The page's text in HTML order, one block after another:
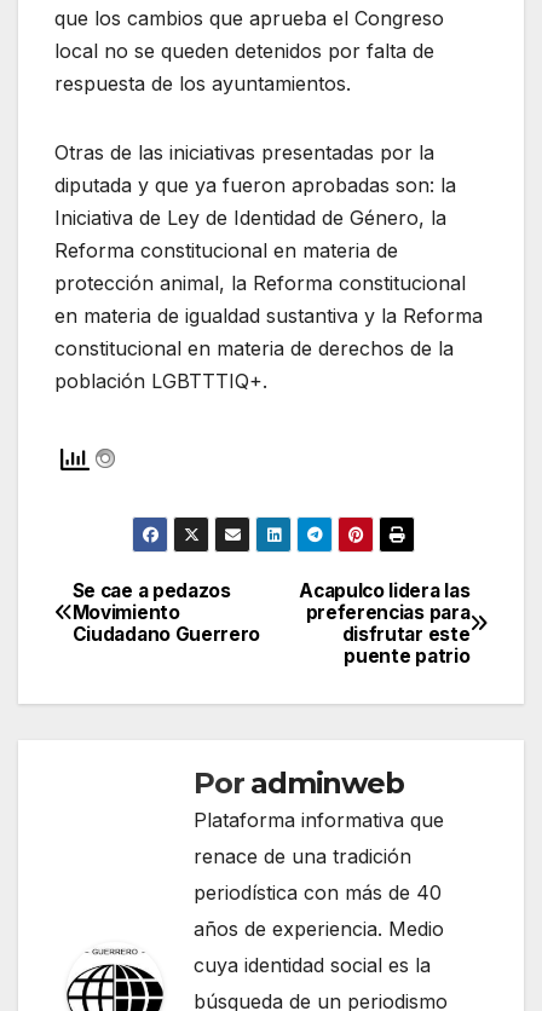
que los cambios que aprueba el Congreso
local no se queden detenidos por falta de
respuesta de los ayuntamientos.
Otras de las iniciativas presentadas por la
diputada y que ya fueron aprobadas son: la
Iniciativa de Ley de Identidad de Género, la
Reforma constitucional en materia de
protección animal, la Reforma constitucional
en materia de igualdad sustantiva y la Reforma
constitucional en materia de derechos de la
población LGBTTTIQ+.
Navegación
de
entradas
Acapulco lidera las
preferencias para
disfrutar este
puente patrio
Se cae a pedazos
Movimiento
Ciudadano Guerrero
Por adminweb
Plataforma informativa que
renace de una tradición
periodística con más de 40
años de experiencia. Medio
cuya identidad social es la
búsqueda de un periodismo